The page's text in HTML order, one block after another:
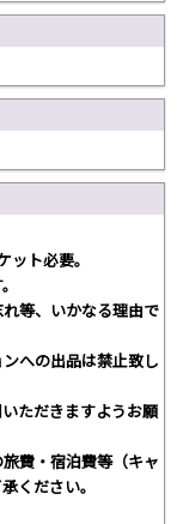
ト必要。
等、いかなる理由で
への出品は禁止致し
ただきますようお願
費・宿泊費等（キャ
ください。